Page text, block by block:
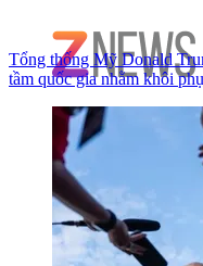
Tổng thống Mỹ Donald
tầm quốc gia nhằm khôi